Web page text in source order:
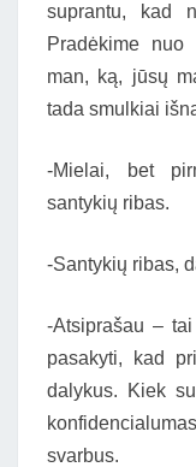
suprantu, kad
Pradėkime nuo
man, ką, jūsų
tada smulkiai
-Mielai, bet
santykių ribas.
-Santykių ribas,
-Atsiprašau –
pasakyti, kad
dalykus. Kiek
svarbus.